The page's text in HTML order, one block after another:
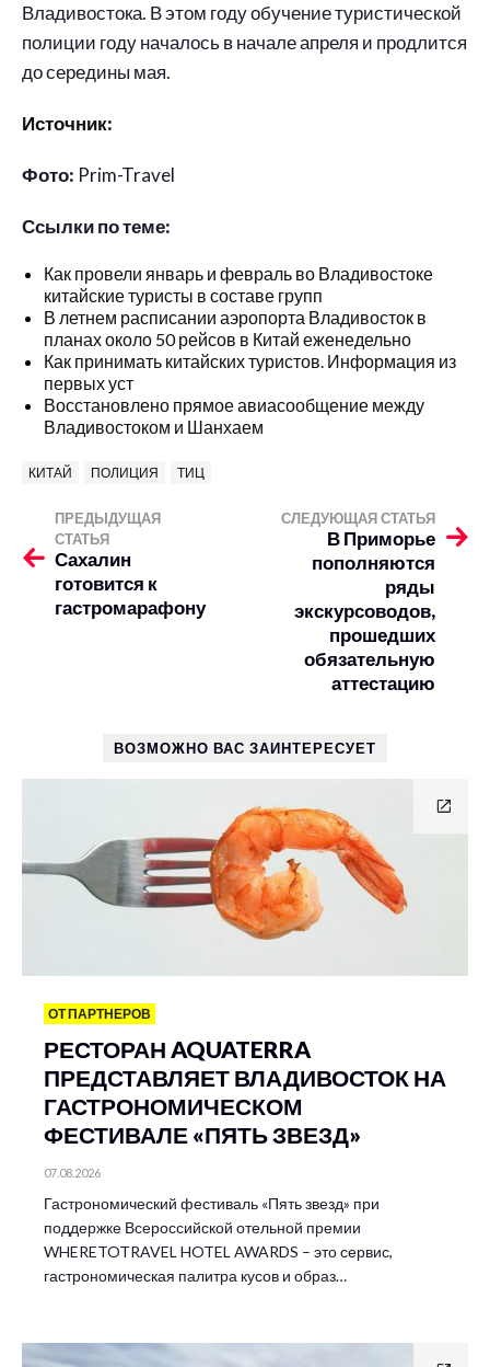
Владивостока. В этом году обучение туристической
полиции году началось в начале апреля и продлится
до середины мая.
Источник:
Фото: Prim-Travel
Ссылки по теме:
Как провели январь и февраль во Владивостоке
китайские туристы в составе групп
В летнем расписании аэропорта Владивосток в
планах около 50 рейсов в Китай еженедельно
Как принимать китайских туристов. Информация из
первых уст
Восстановлено прямое авиасообщение между
Владивостоком и Шанхаем
КИТАЙ ПОЛИЦИЯ ТИЦ
ПРЕДЫДУЩАЯ
СТАТЬЯ
Сахалин
готовится к
гастромарафону
СЛЕДУЮЩАЯ СТАТЬЯ
В Приморье
пополняются
ряды
экскурсоводов,
прошедших
обязательную
аттестацию
ВОЗМОЖНО ВАС ЗАИНТЕРЕСУЕТ
ОТ ПАРТНЕРОВ
РЕСТОРАН AQUATERRA
ПРЕДСТАВЛЯЕТ ВЛАДИВОСТОК НА
ГАСТРОНОМИЧЕСКОМ
ФЕСТИВАЛЕ «ПЯТЬ ЗВЕЗД»
07.08.2026
Гастрономический фестиваль «Пять звезд» при
поддержке Всероссийской отельной премии
WHERETOTRAVEL HOTEL AWARDS – это сервис,
гастрономическая палитра кусов и образ…